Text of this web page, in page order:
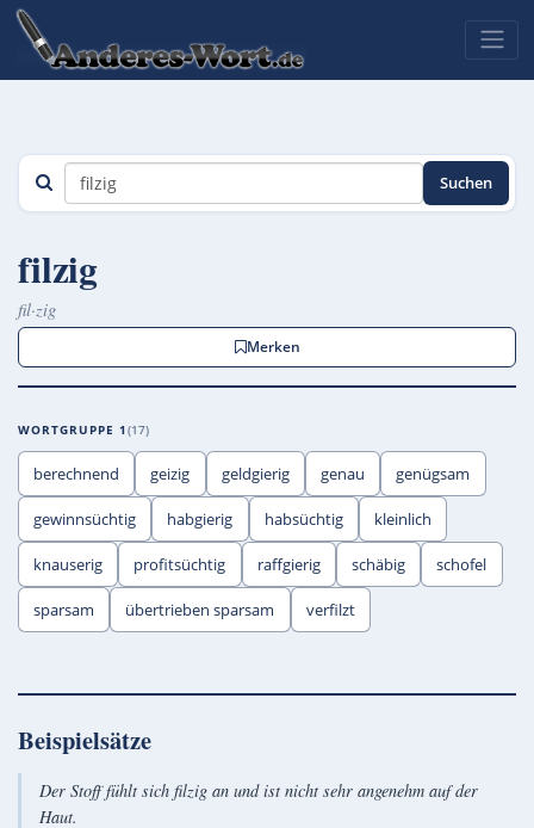
Suchen
filzig
fil·zig
Merken
WORTGRUPPE 1 17
berechnend geizig geldgierig genau genügsam
gewinnsüchtig habgierig habsüchtig kleinlich
knauserig profitsüchtig raffgierig schäbig schofel
sparsam übertrieben sparsam verfilzt
Beispielsätze
Der Stoff fühlt sich filzig an und ist nicht sehr angenehm auf der
Haut.